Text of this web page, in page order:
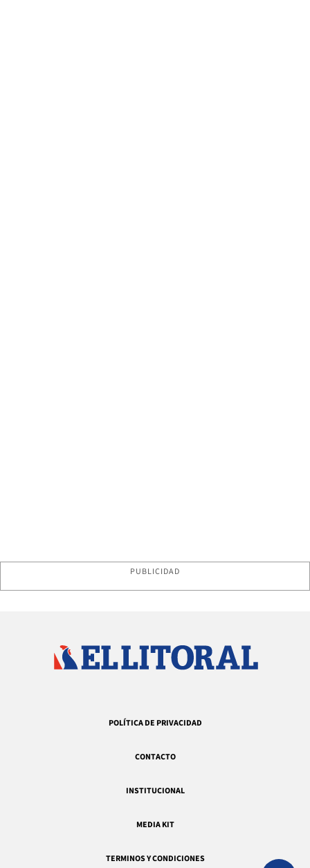
PUBLICIDAD
POLÍTICA DE PRIVACIDAD
CONTACTO
INSTITUCIONAL
MEDIA KIT
TERMINOS Y CONDICIONES